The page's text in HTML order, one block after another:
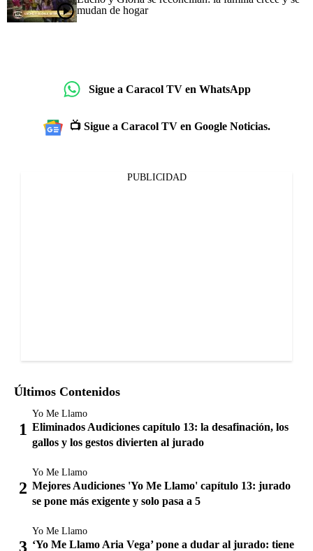
mudan de hogar
Sigue a Caracol TV en WhatsApp
📺 Sigue a Caracol TV en Google Noticias.
PUBLICIDAD
Últimos Contenidos
Yo Me Llamo
Eliminados Audiciones capítulo 13: la desafinación, los
gallos y los gestos divierten al jurado
Yo Me Llamo
Mejores Audiciones 'Yo Me Llamo' capítulo 13: jurado
se pone más exigente y solo pasa a 5
Yo Me Llamo
‘Yo Me Llamo Aria Vega’ pone a dudar al jurado: tiene